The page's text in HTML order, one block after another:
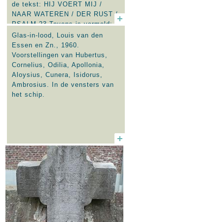
de tekst: HIJ VOERT MIJ /
NAAR WATEREN / DER RUST /
PSALM 23 Tevens is vermeld:
HARRY EN TINY VAN BILSEN,
BUGGENUM, HORN AO 2000.
Rechts staat Christoforus met
het kind op de schouder in de
rivier. Het raam is geschonken
na de dood van Harry door zijn
vrouw Tiny van Bilsen.
Glas-in-lood, Louis van den
Essen en Zn., 1960.
Voorstellingen van Hubertus,
Cornelius, Odilia, Apollonia,
Aloysius, Cunera, Isidorus,
Ambrosius. In de vensters van
het schip.